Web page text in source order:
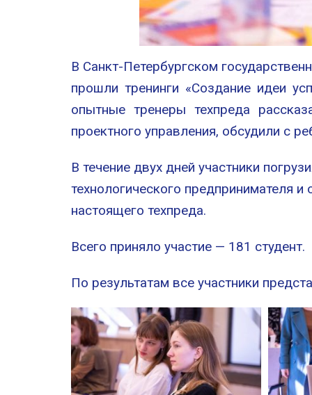
В Санкт-Петербургском
прошли тренинги «Создание идеи
опытные тренеры техпреда
проектного управления, обсудили с
В течение двух дней участники
технологического предпринимателя
настоящего техпреда.
Всего приняло участие — 181 студент.
По результатам все участники